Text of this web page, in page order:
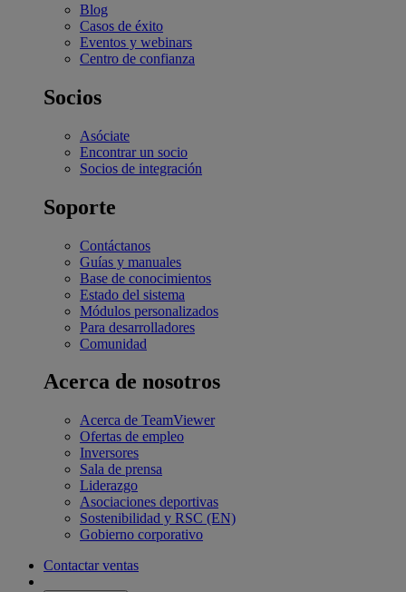
Blog
Casos de éxito
Eventos y webinars
Centro de confianza
Socios
Asóciate
Encontrar un socio
Socios de integración
Soporte
Contáctanos
Guías y manuales
Base de conocimientos
Estado del sistema
Módulos personalizados
Para desarrolladores
Comunidad
Acerca de nosotros
Acerca de TeamViewer
Ofertas de empleo
Inversores
Sala de prensa
Liderazgo
Asociaciones deportivas
Sostenibilidad y RSC (EN)
Gobierno corporativo
Contactar ventas